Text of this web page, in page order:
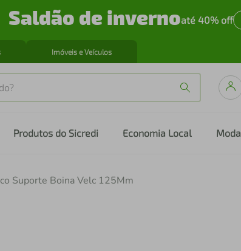
Saldão de invernoaté 40% off
Imóveis e Veículos
Produtos do Sicredi Economia Local Moda
Suporte Boina Velc 125Mm